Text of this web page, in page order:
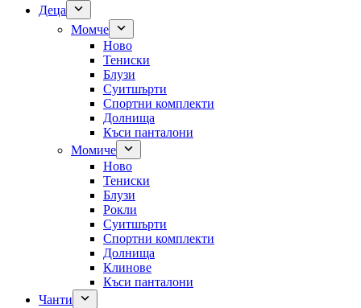
Деца
Момче
Ново
Тениски
Блузи
Суитшърти
Спортни комплекти
Долнища
Къси панталони
Момиче
Ново
Тениски
Блузи
Рокли
Суитшърти
Спортни комплекти
Долнища
Клинове
Къси панталони
Чанти